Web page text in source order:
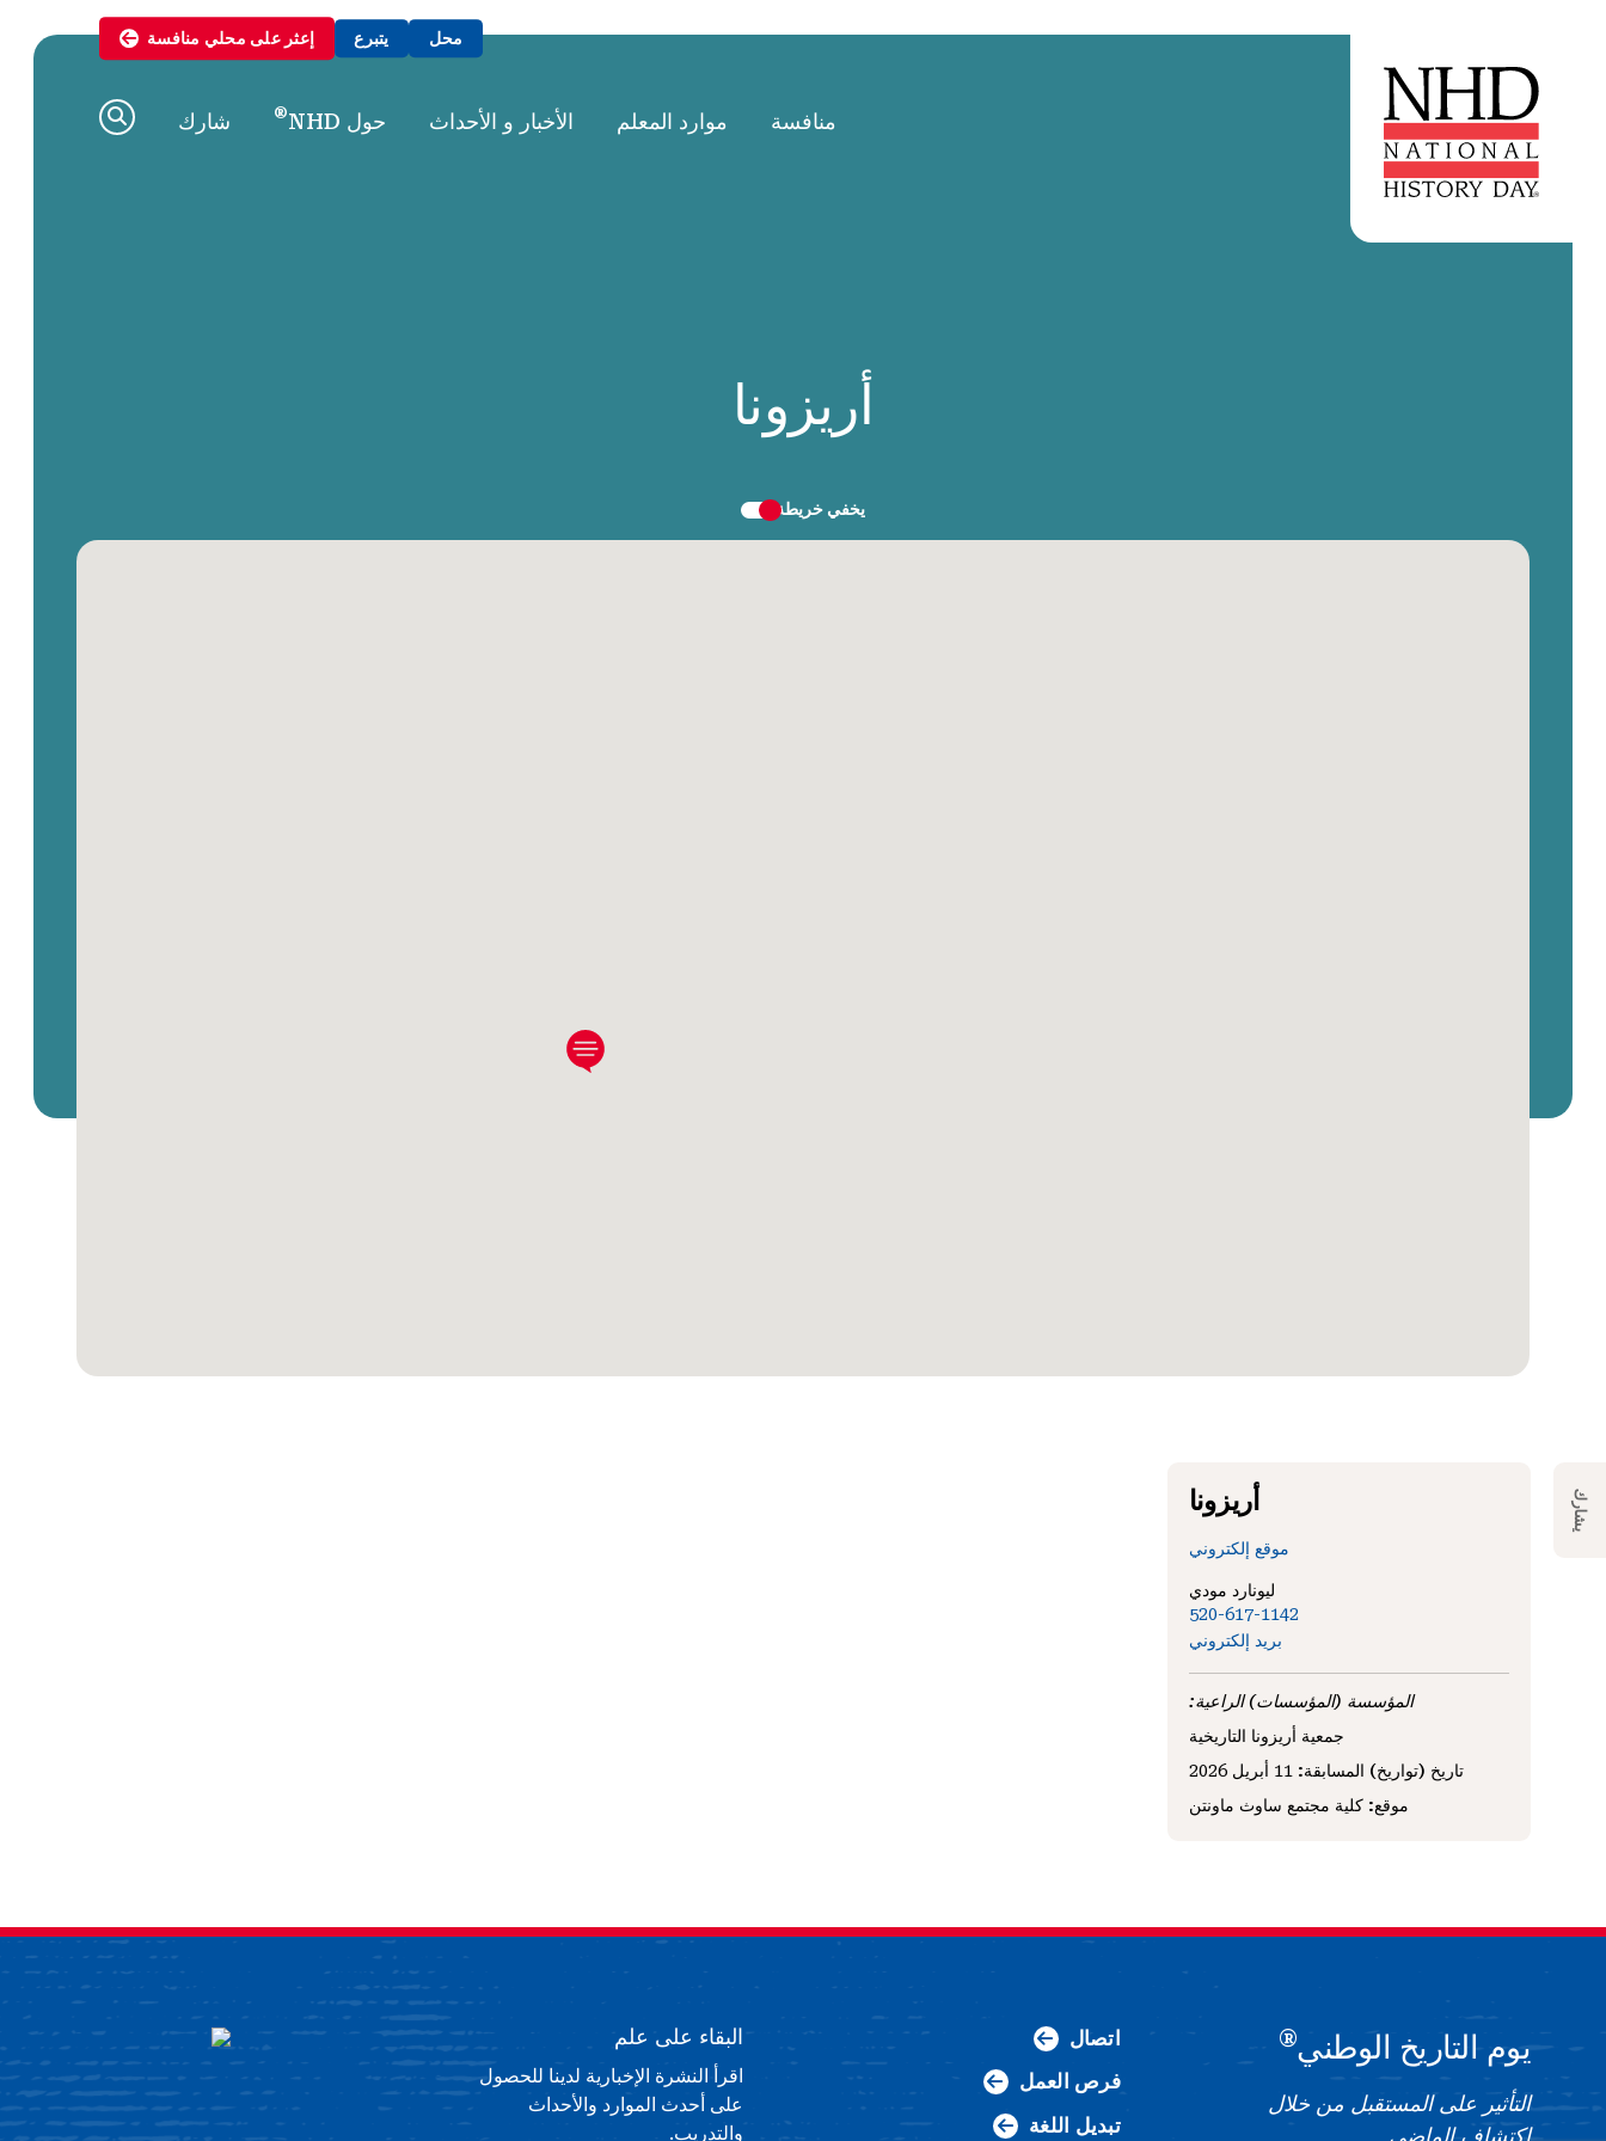
محل يتبرع إعثر على محلي منافسة
منافسة موارد المعلم الأخبار و الأحداث حول NHD ® شارك
أريزونا
يخفي خريطة
أريزونا
موقع إلكتروني
ليونارد مودي
520-617-1142
بريد إلكتروني
المؤسسة (المؤسسات) الراعية:
جمعية أريزونا التاريخية
تاريخ (تواريخ) المسابقة: 11 أبريل 2026
موقع: كلية مجتمع ساوث ماونتن
يشارك
يوم التاريخ الوطني®
التأثير على المستقبل من خلال
اتصال
فرص العمل
تبديل اللغة
البقاء على علم
اقرأ النشرة الإخبارية لدينا للحصول
على أحدث الموارد والأحداث
والتدريب.